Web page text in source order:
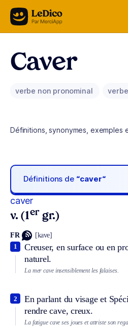
Aller au contenu
Caver
verbe non pronominal
Définitions, synonymes, exemples
Définitions de “caver“
caver
v. (1er gr.)
FR [kave]
Creuser, en surface ou en
naturel.
1
La mer cave insensiblement les falaises.
En parlant du visage et
rendre cave, creux.
2
La fatigue cave ses joues et attriste son